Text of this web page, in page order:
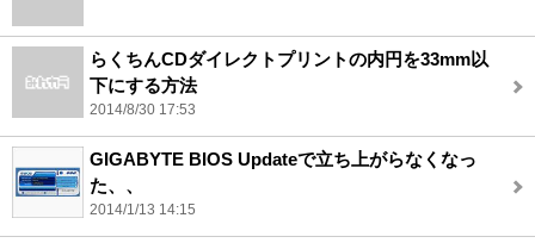
らくちんCDダイレクトプリントの内円を33mm以
下にする方法
2014/8/30 17:53
GIGABYTE BIOS Updateで立ち上がらなくなっ
た、、
2014/1/13 14:15